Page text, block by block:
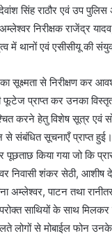
सिंह राठौर एवं उप पुलिस
निरीक्षक राजेंद्र
में थानों एवं एसीसीयू की
का सूक्ष्मता से निरीक्षण
फूटेज प्राप्त कर उनका
करने हेतु विशेष सूत्र एवं
संबंधित सूचनाएँ प्राप्त
पूछताछ किया गया जो कि
निवासी शंकर सेठी,
अम्लेश्वर, पाटन तथा
साथियों के साथ
लोगों से मोबाईल फोन